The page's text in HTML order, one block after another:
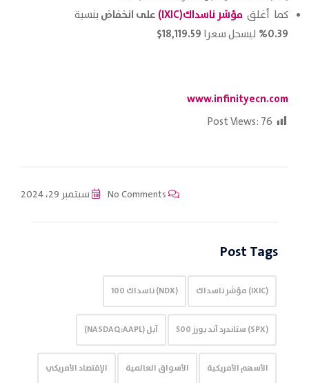
كما أغلق مؤشر ناسداك(IXIC) على انخفاض بنسبة
0.39% ليسجل سعرا
www.infinityecn.com
Post Views: 76
سبتمبر 29، 2024
Post Tags
(IXIC) مؤشر ناسداك (NDX) ناسداك 100
(SPX) ستاندرد آند بورز 500 آبل (NASDAQ:AAPL)
الأسهم الأمريكية الأسواق العالمية الإقتصاد الأمريكي